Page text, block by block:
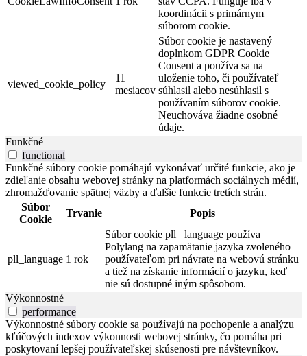
koordinácii s primárnym
súborom cookie.
viewed_cookie_policy
11
mesiacov
Súbor cookie je nastavený
doplnkom GDPR Cookie
Consent a používa sa na
uloženie toho, či používateľ
súhlasil alebo nesúhlasil s
používaním súborov cookie.
Neuchováva žiadne osobné
údaje.
Funkčné
functional
Funkčné súbory cookie pomáhajú vykonávať určité funkcie, ako je
zdieľanie obsahu webovej stránky na platformách sociálnych médií,
zhromažďovanie spätnej väzby a ďalšie funkcie tretích strán.
Súbor
Cookie
Trvanie Popis
pll_language 1 rok
Súbor cookie pll _language používa
Polylang na zapamätanie jazyka zvoleného
používateľom pri návrate na webovú stránku
a tiež na získanie informácií o jazyku, keď
nie sú dostupné iným spôsobom.
Výkonnostné
performance
Výkonnostné súbory cookie sa používajú na pochopenie a analýzu
kľúčových indexov výkonnosti webovej stránky, čo pomáha pri
poskytovaní lepšej používateľskej skúsenosti pre návštevníkov.